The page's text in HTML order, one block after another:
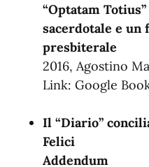
“Optatam
sacerdotale e un
presbiterale
2016, Agostino
Link:Google
Il “Diario”
Felici
Addendum